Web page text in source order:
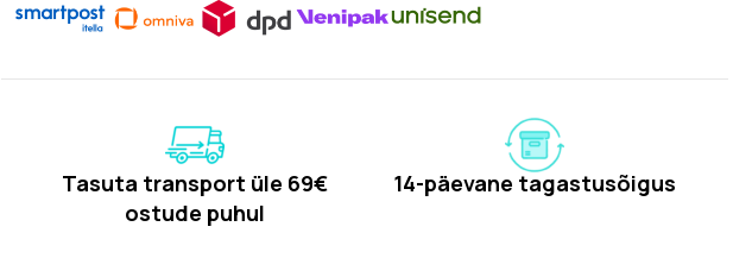
Tasuta transport üle 69€
ostude puhul
14-päevane tagastusõigus